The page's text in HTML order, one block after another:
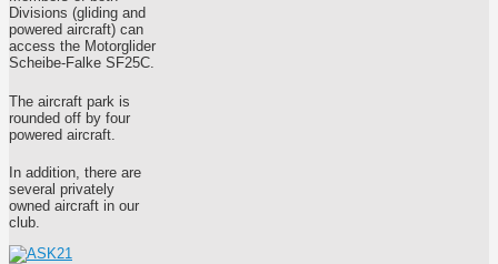
Divisions (gliding and
powered aircraft) can
access the Motorglider
Scheibe-Falke SF25C.
The aircraft park is
rounded off by four
powered aircraft.
In addition, there are
several privately
owned aircraft in our
club.